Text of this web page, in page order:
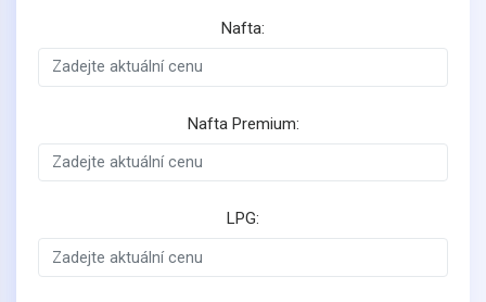
Nafta:
Nafta Premium:
LPG: